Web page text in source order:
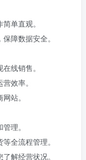
单直观。
障数据安全。
线销售。
效率。
站。
理。
全流程管理。
解经营状况。